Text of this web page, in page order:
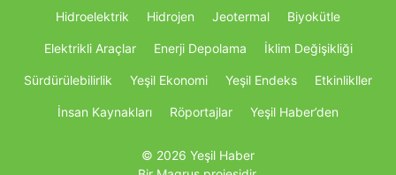
Hidroelektrik Hidrojen Jeotermal Biyokütle
Elektrikli Araçlar Enerji Depolama İklim Değişikliği
Sürdürülebilirlik Yeşil Ekonomi Yeşil Endeks Etkinlikller
İnsan Kaynakları Röportajlar Yeşil Haber’den
© 2026 Yeşil Haber